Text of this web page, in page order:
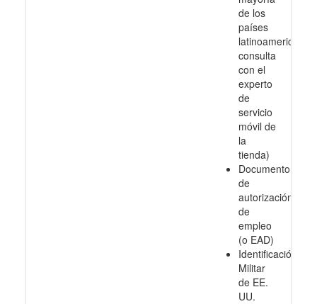
de los
países
latinoamericanos,
consulta
con el
experto
de
servicio
móvil de
la
tienda)
Documento
de
autorización
de
empleo
(o EAD)
Identificación
Militar
de EE.
UU.